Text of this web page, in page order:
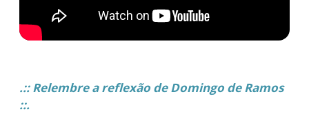
.:: Relembre a reflexão de Domingo de Ramos
::.